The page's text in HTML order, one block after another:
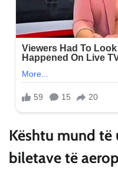
Kështu mund
biletave të